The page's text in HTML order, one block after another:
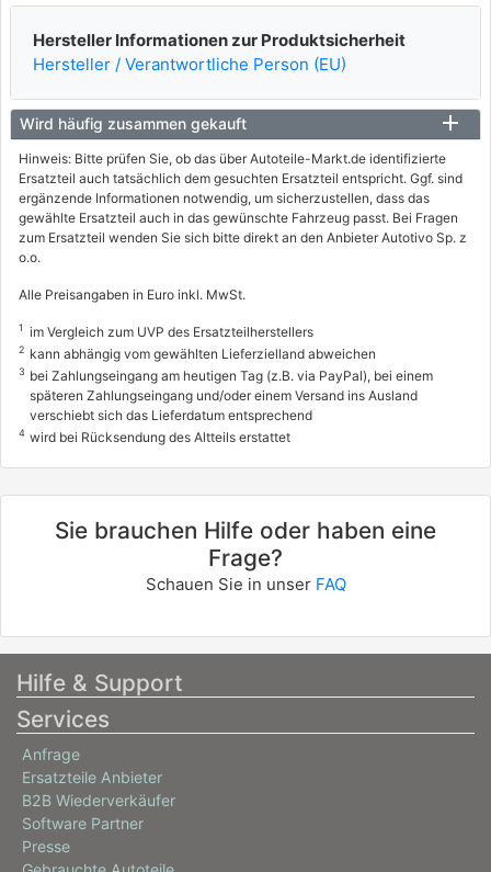
Hersteller Informationen zur Produktsicherheit
Hersteller / Verantwortliche Person (EU)
Wird häufig zusammen gekauft
Hinweis: Bitte prüfen Sie, ob das über Autoteile-Markt.de identifizierte
Ersatzteil auch tatsächlich dem gesuchten Ersatzteil entspricht. Ggf. sind
ergänzende Informationen notwendig, um sicherzustellen, dass das
gewählte Ersatzteil auch in das gewünschte Fahrzeug passt. Bei Fragen
zum Ersatzteil wenden Sie sich bitte direkt an den Anbieter Autotivo Sp. z
o.o.
Alle Preisangaben in Euro inkl. MwSt.
1 im Vergleich zum UVP des Ersatzteilherstellers
2 kann abhängig vom gewählten Lieferzielland abweichen
3 bei Zahlungseingang am heutigen Tag (z.B. via PayPal), bei einem
späteren Zahlungseingang und/oder einem Versand ins Ausland
verschiebt sich das Lieferdatum entsprechend
4 wird bei Rücksendung des Altteils erstattet
Sie brauchen Hilfe oder haben eine
Frage?
Schauen Sie in unser FAQ
Hilfe & Support
Services
Anfrage
Ersatzteile Anbieter
B2B Wiederverkäufer
Software Partner
Presse